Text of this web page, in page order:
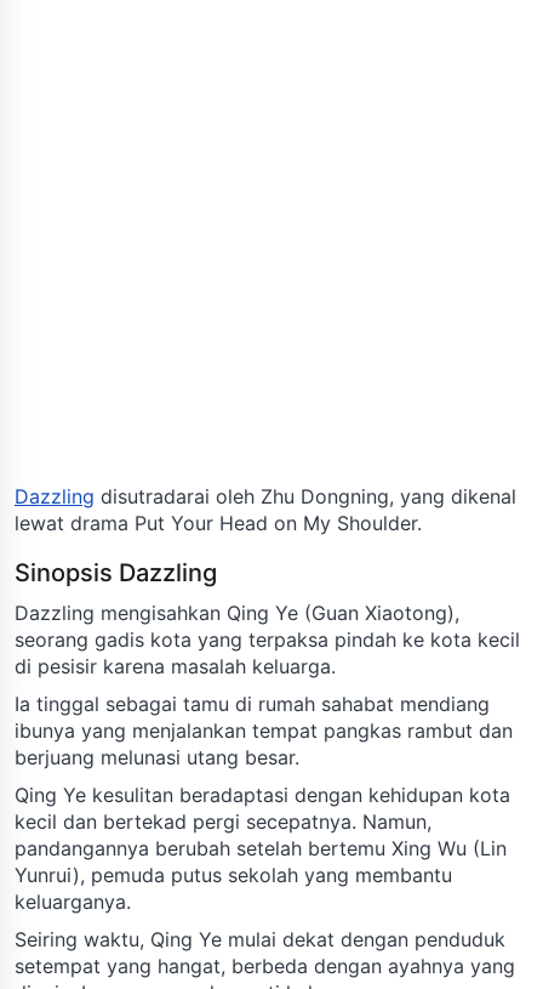
Dazzling disutradarai oleh Zhu Dongning, yang dikenal
lewat drama Put Your Head on My Shoulder.
Sinopsis Dazzling
Dazzling mengisahkan Qing Ye (Guan Xiaotong),
seorang gadis kota yang terpaksa pindah ke kota kecil
di pesisir karena masalah keluarga.
Ia tinggal sebagai tamu di rumah sahabat mendiang
ibunya yang menjalankan tempat pangkas rambut dan
berjuang melunasi utang besar.
Qing Ye kesulitan beradaptasi dengan kehidupan kota
kecil dan bertekad pergi secepatnya. Namun,
pandangannya berubah setelah bertemu Xing Wu (Lin
Yunrui), pemuda putus sekolah yang membantu
keluarganya.
Seiring waktu, Qing Ye mulai dekat dengan penduduk
setempat yang hangat, berbeda dengan ayahnya yang